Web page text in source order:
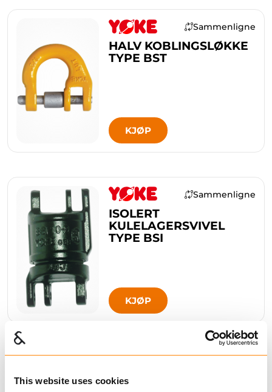
This website uses cookies
Sammenligne
HALV KOBLINGSLØKKE
TYPE BST
KJØP
Sammenligne
ISOLERT
KULELAGERSVIVEL
TYPE BSI
KJØP
KOBLINGSLØKKE